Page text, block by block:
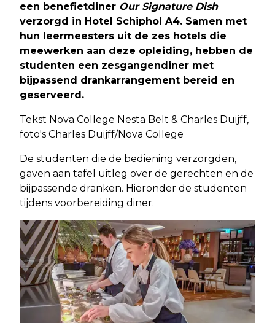
een benefietdiner Our Signature Dish
verzorgd in Hotel Schiphol A4. Samen met
hun leermeesters uit de zes hotels die
meewerken aan deze opleiding, hebben de
studenten een zesgangendiner met
bijpassend drankarrangement bereid en
geserveerd.
Tekst Nova College Nesta Belt & Charles Duijff,
foto's Charles Duijff/Nova College
De studenten die de bediening verzorgden,
gaven aan tafel uitleg over de gerechten en de
bijpassende dranken. Hieronder de studenten
tijdens voorbereiding diner.